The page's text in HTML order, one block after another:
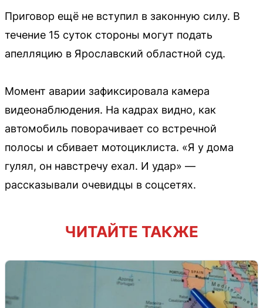
Приговор ещё не вступил в законную силу. В
течение 15 суток стороны могут подать
апелляцию в Ярославский областной суд.
Момент аварии зафиксировала камера
видеонаблюдения. На кадрах видно, как
автомобиль поворачивает со встречной
полосы и сбивает мотоциклиста. «Я у дома
гулял, он навстречу ехал. И удар» —
рассказывали очевидцы в соцсетях.
ЧИТАЙТЕ ТАКЖЕ